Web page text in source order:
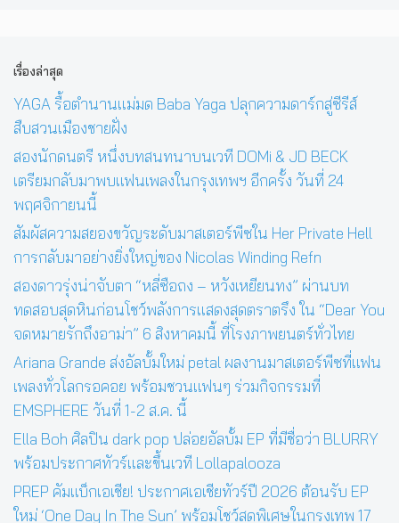
เรื่องล่าสุด
YAGA รื้อตำนานแม่มด Baba Yaga ปลุกความดาร์กสู่ซีรีส์
สืบสวนเมืองชายฝั่ง
สองนักดนตรี หนึ่งบทสนทนาบนเวที DOMi & JD BECK
เตรียมกลับมาพบแฟนเพลงในกรุงเทพฯ อีกครั้ง วันที่ 24
พฤศจิกายนนี้
สัมผัสความสยองขวัญระดับมาสเตอร์พีซใน Her Private Hell
การกลับมาอย่างยิ่งใหญ่ของ Nicolas Winding Refn
สองดาวรุ่งน่าจับตา “หลี่ซือถง – หวังเหยียนทง” ผ่านบท
ทดสอบสุดหินก่อนโชว์พลังการแสดงสุดตราตรึง ใน “Dear You
จดหมายรักถึงอาม่า” 6 สิงหาคมนี้ ที่โรงภาพยนตร์ทั่วไทย
Ariana Grande ส่งอัลบั้มใหม่ petal ผลงานมาสเตอร์พีซที่แฟน
เพลงทั่วโลกรอคอย พร้อมชวนแฟนๆ ร่วมกิจกรรมที่
EMSPHERE วันที่ 1-2 ส.ค. นี้
Ella Boh ศิลปิน dark pop ปล่อยอัลบั้ม EP ที่มีชื่อว่า BLURRY
พร้อมประกาศทัวร์และขึ้นเวที Lollapalooza
PREP คัมแบ็กเอเชีย! ประกาศเอเชียทัวร์ปี 2026 ต้อนรับ EP
ใหม่ ‘One Day In The Sun’ พร้อมโชว์สุดพิเศษในกรุงเทพ 17